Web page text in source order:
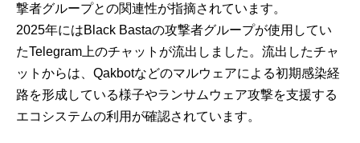
撃者グループとの関連性が指摘されています。
2025年にはBlack Bastaの攻撃者グループが使用してい
たTelegram上のチャットが流出しました。流出したチャ
ットからは、Qakbotなどのマルウェアによる初期感染経
路を形成している様子やランサムウェア攻撃を支援する
エコシステムの利用が確認されています。